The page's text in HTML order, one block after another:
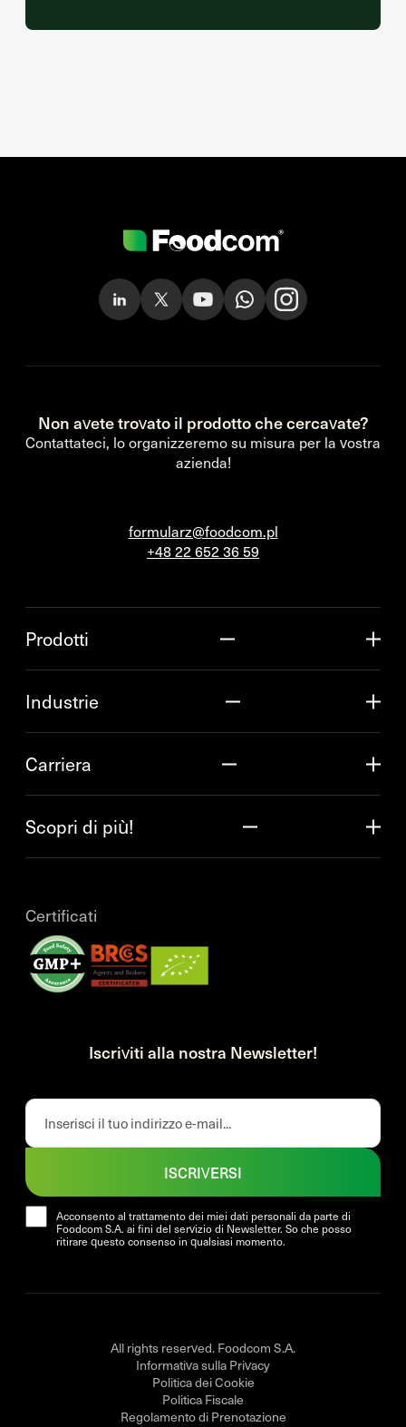
Non avete trovato il prodotto che cercavate?
Contattateci, lo organizzeremo su misura per la vostra
azienda!
formularz@foodcom.pl
+48 22 652 36 59
Prodotti
Industrie
Carriera
Scopri di più!
Certificati
Iscriviti alla nostra Newsletter!
Acconsento al trattamento dei miei dati personali da parte di
Foodcom S.A. ai fini del servizio di Newsletter. So che posso
ritirare questo consenso in qualsiasi momento.
ISCRIVERSI
All rights reserved. Foodcom S.A.
Informativa sulla Privacy
Politica dei Cookie
Politica Fiscale
Regolamento di Prenotazione